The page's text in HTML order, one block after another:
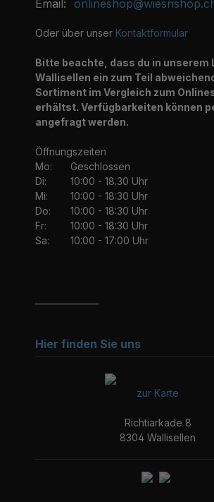
Email:
Oder über unser Kontaktformular
Bitte beachte, dass du in unserem
Wallisellen ein zum Teil
Sortiment im Vergleich zum
erhältst. Verfügbarkeiten können
angefragt werden.
Öffnungszeiten
Mo:
Geschlossen
Di:
10:00 - 18.30 Uhr
Mi:
10:00 - 18:30 Uhr
Do:
10:00 - 18:30 Uhr
Fr:
10:00 - 18:30 Uhr
Sa:
10:00 - 17:00 Uhr
Hier finden Sie uns
zur Karte
Richtiarkade 8
8304 Wallisellen